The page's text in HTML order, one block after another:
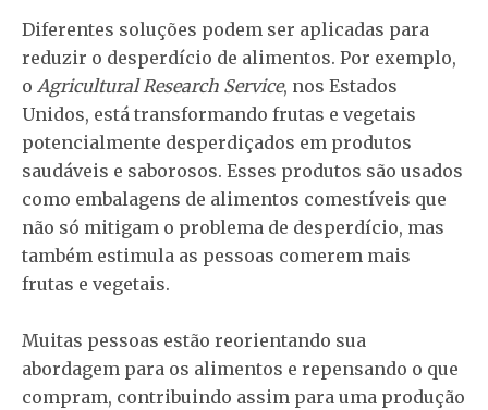
Diferentes soluções podem ser aplicadas para
reduzir o desperdício de alimentos. Por exemplo,
o Agricultural Research Service, nos Estados
Unidos, está transformando frutas e vegetais
potencialmente desperdiçados em produtos
saudáveis ​​e saborosos. Esses produtos são usados
​​como embalagens de alimentos comestíveis que
não só mitigam o problema de desperdício, mas
também estimula as pessoas comerem mais
frutas e vegetais.
Muitas pessoas estão reorientando sua
abordagem para os alimentos e repensando o que
compram, contribuindo assim para uma produção